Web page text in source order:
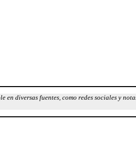
diversas fuentes, como redes sociales y